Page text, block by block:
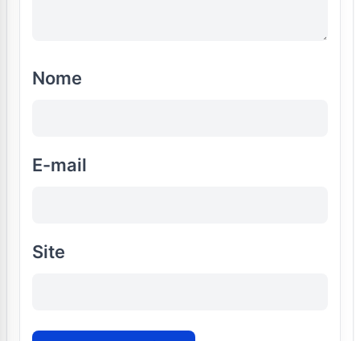
Nome
E-mail
Site